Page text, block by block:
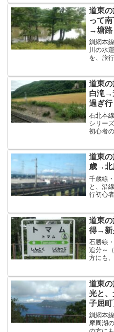
っけし
す。や
道東
って
→塘路
釧網本
川の水
を、旅
温泉駅
路川に
道東
白滝→
過ぎ行
石北本
シリー
初心者
上川町
離を経
道東
歳→北
千歳線
と、沿
行初心
は、千
に到着
道東
得→新
石勝線
追分～
方にも
は、石
しむか
道東
光と
子屈町
釧網本
摩周湖